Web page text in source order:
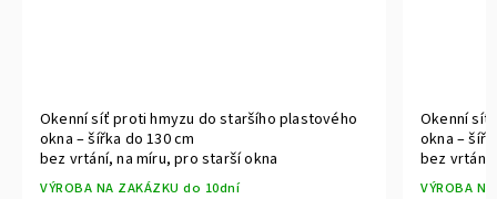
hmyzu do staršího plastového
do 130 cm
míru, pro starší okna
ZAKÁZKU do 10dní
Okenní síť proti hmyzu do
okna – šířka do 80 cm
bez vrtání, na míru, pro
VÝROBA NA ZAKÁZKU do